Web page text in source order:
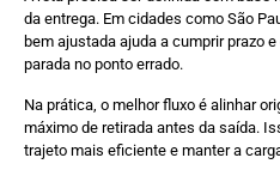
da entrega. Em cidades como São
bem ajustada ajuda a cumprir prazo
parada no ponto errado.
Na prática, o melhor fluxo é alinhar
máximo de retirada antes da saída.
trajeto mais eficiente e manter a